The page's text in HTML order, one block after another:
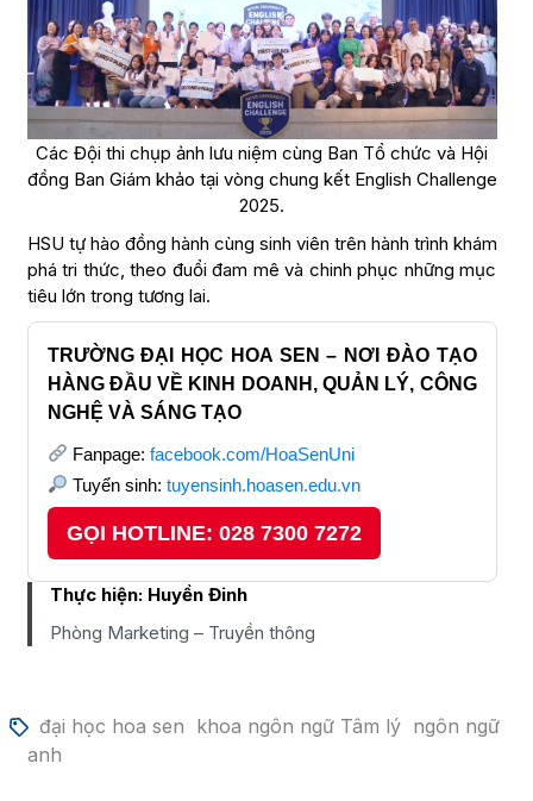
Các Đội thi chụp ảnh lưu niệm cùng Ban Tổ chức và Hội
đồng Ban Giám khảo tại vòng chung kết English Challenge
2025.
HSU tự hào đồng hành cùng sinh viên trên hành trình khám
phá tri thức, theo đuổi đam mê và chinh phục những mục
tiêu lớn trong tương lai.
TRƯỜNG ĐẠI HỌC HOA SEN – NƠI ĐÀO TẠO
HÀNG ĐẦU VỀ KINH DOANH, QUẢN LÝ, CÔNG
NGHỆ VÀ SÁNG TẠO
Fanpage: facebook.com/HoaSenUni
Tuyển sinh: tuyensinh.hoasen.edu.vn
GỌI HOTLINE: 028 7300 7272
Thực hiện: Huyền Đinh
Phòng Marketing – Truyền thông
đại học hoa sen khoa ngôn ngữ Tâm lý ngôn ngữ
anh